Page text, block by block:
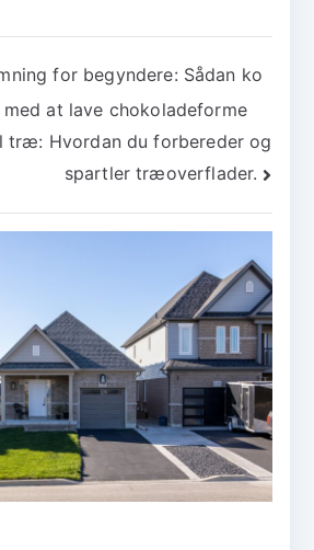
for begyndere: Sådan ko
at lave chokoladeforme
træ: Hvordan du forbereder og
spartler træoverflader.